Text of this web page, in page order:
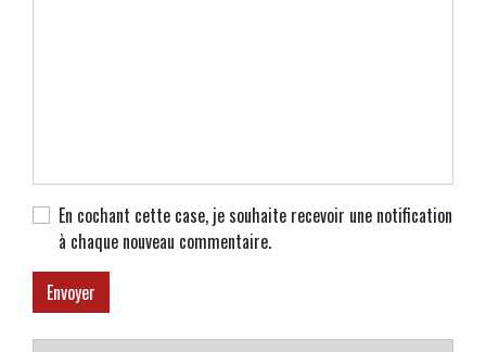
En cochant cette case, je souhaite recevoir une notification
à chaque nouveau commentaire.